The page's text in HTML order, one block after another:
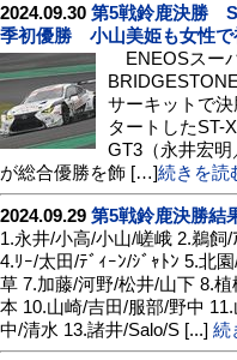
2024.09.30 第5戦鈴鹿決勝
季初優勝 小山美姫も女性で
ENEOSスー
サーキットで
タートしたST-
GT3（永井宏明
が総合優勝を飾 […]続きを読
2024.09.29 第5戦鈴鹿決勝結
1.永井/小高/小山/嵯峨 2.鵜飼
4.ﾘｰ/太田/ﾃﾞｨｰﾝ/ｼﾞｬﾄﾝ 5.北
草 7.加藤/河野/松井/山下 8.
本 10.山崎/吉田/服部/野中
中/清水 13.諸井/Salo/S [...] 続